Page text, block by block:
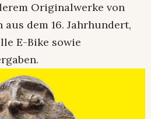
Originalwerke von
dem 16. Jahrhundert,
E-Bike sowie